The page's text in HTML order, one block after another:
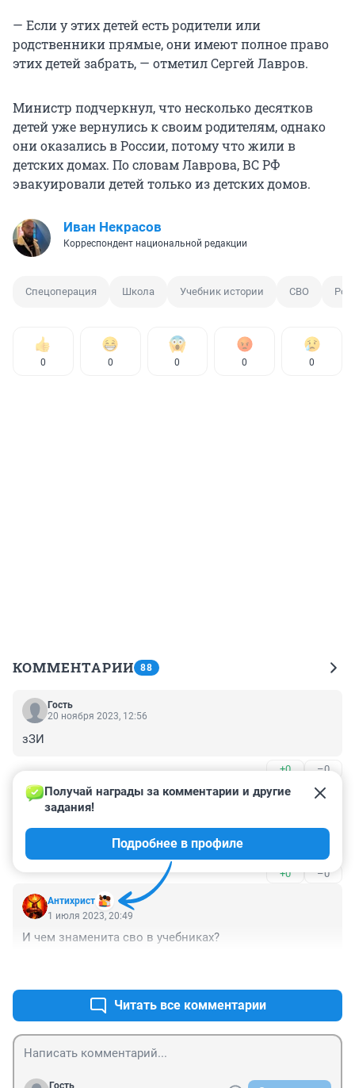
— Если у этих детей есть родители или
родственники прямые, они имеют полное право
этих детей забрать, — отметил Сергей Лавров.
Министр подчеркнул, что несколько десятков
детей уже вернулись к своим родителям, однако
они оказались в России, потому что жили в
детских домах. По словам Лаврова, ВС РФ
эвакуировали детей только из детских домов.
Иван Некрасов
Корреспондент национальной редакции
Спецоперация Школа Учебник истории СВО
0 0 0 0 0
КОММЕНТАРИИ 88
Гость
20 ноября 2023, 12:56
зЗИ
+0 –0
Гость
2 июля 2023, 09:49
И зачем тогда твой "супермозг" изрыгнул этот комент
+0 –0
Антихрист
Получай награды за комментарии и другие
задания!
Подробнее в профиле
1 июля 2023, 20:49
И чем знаменита сво в учебниках?
Читать все комментарии
Гость